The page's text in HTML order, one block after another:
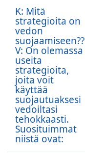
K: Mitä
strategioita on
vedon
suojaamiseen??
V: On olemassa
useita
strategioita,
joita voit
käyttää
suojautuaksesi
vedoiltasi
tehokkaasti.
Suosituimmat
niistä ovat: